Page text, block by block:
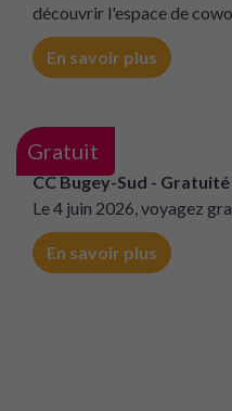
découvrir l'espace de
En savoir plus
Gratuit
CC Bugey-Sud -
Le 4 juin 2026, voyagez
En savoir plus